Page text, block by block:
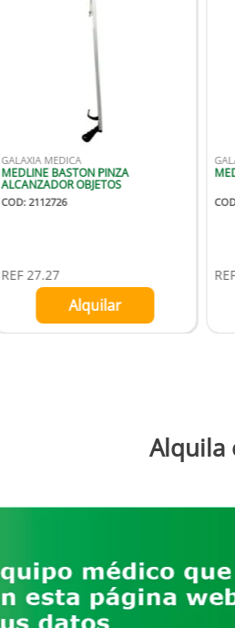
GALAXIA MEDICA
MEDLINE BASTON PINZA
ALCANZADOR OBJETOS
COD: 2112726
REF 27.27
Alquilar
COD
Alquila